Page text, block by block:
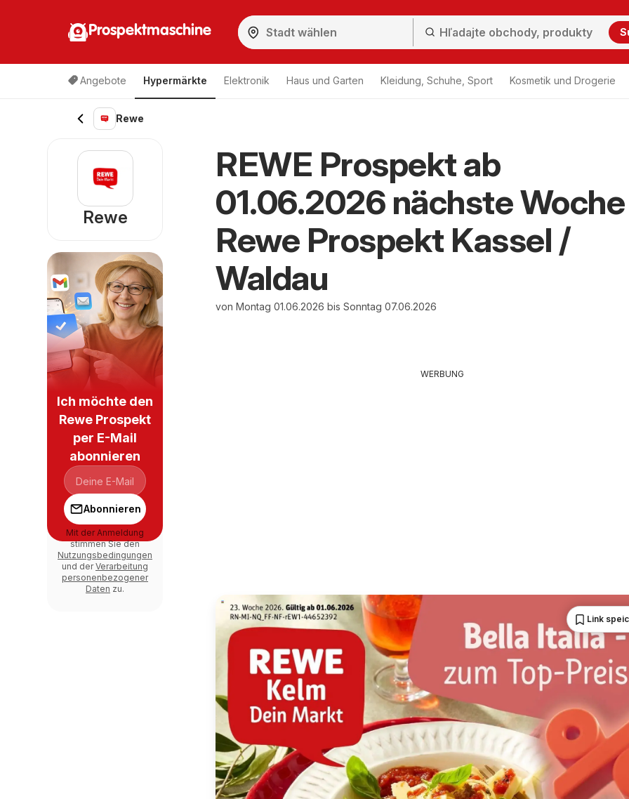
Prospektmaschine
Angebote Hypermärkte Elektronik Haus und Garten Kleidung, Schuhe, Sport Kosmetik und Drogerie
Rewe
REWE Prospekt ab
01.06.2026 nächste
Rewe Prospekt Kassel /
Waldau
von Montag 01.06.2026 bis Sonntag 07.06.2026
WERBUNG
Link
Rewe
Ich möchte den
Rewe Prospekt
per E-Mail
abonnieren
Abonnieren
Mit der Anmeldung
stimmen Sie den
Nutzungsbedingungen
und derVerarbeitung
personenbezogener
Daten zu.